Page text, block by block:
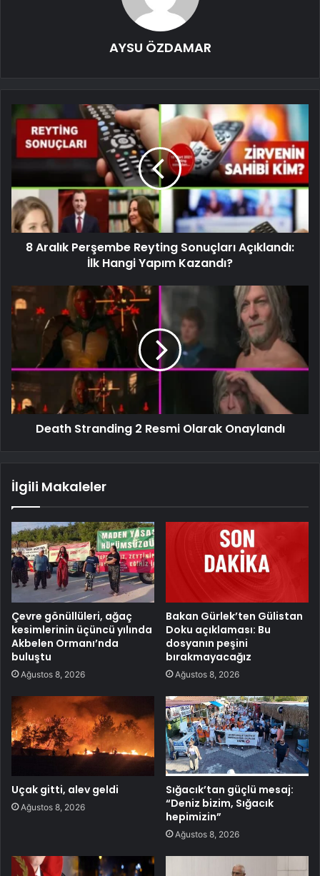
AYSU ÖZDAMAR
8 Aralık Perşembe Reyting Sonuçları Açıklandı:
İlk Hangi Yapım Kazandı?
Death Stranding 2 Resmi Olarak Onaylandı
İlgili Makaleler
Çevre gönüllüleri, ağaç
kesimlerinin üçüncü yılında
Akbelen Ormanı’nda
buluştu
Ağustos 8, 2026
Bakan Gürlek’ten Gülistan
Doku açıklaması: Bu
dosyanın peşini
bırakmayacağız
Ağustos 8, 2026
Uçak gitti, alev geldi
Ağustos 8, 2026
Sığacık’tan güçlü mesaj:
“Deniz bizim, Sığacık
hepimizin”
Ağustos 8, 2026